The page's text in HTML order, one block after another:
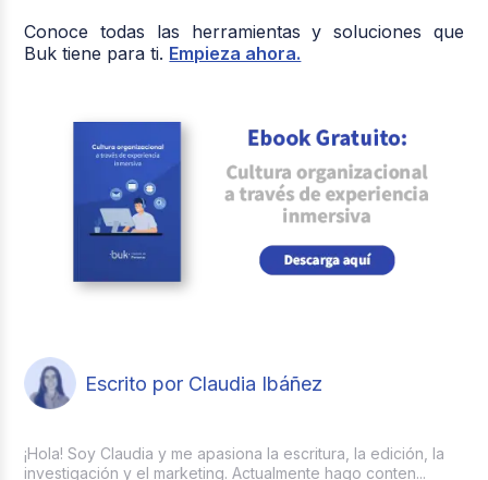
Conoce todas las herramientas y soluciones que
Buk tiene para ti. Empieza ahora.
Escrito por Claudia Ibáñez
¡Hola! Soy Claudia y me apasiona la escritura, la edición, la
investigación y el marketing. Actualmente hago conten...